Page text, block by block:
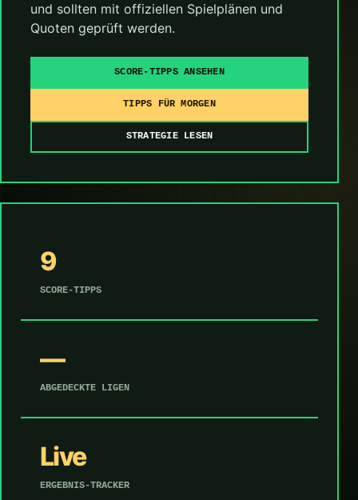
und sollten mit offiziellen Spielplänen und
Quoten geprüft werden.
SCORE-TIPPS ANSEHEN
TIPPS FÜR MORGEN
STRATEGIE LESEN
9
SCORE-TIPPS
—
ABGEDECKTE LIGEN
Live
ERGEBNIS-TRACKER